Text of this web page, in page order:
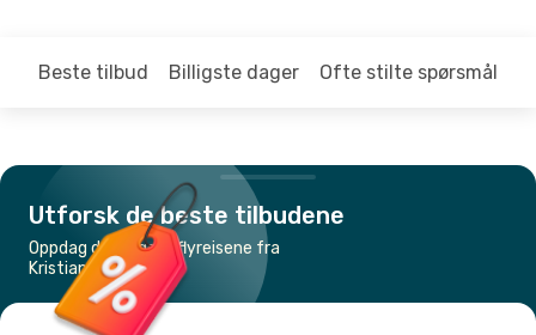
Beste tilbud Billigste dager Ofte stilte spørsmål
Utforsk de beste tilbudene
Oppdag de billigste flyreisene fra
Kristiansand til Split